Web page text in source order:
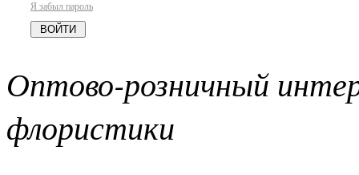
Я забыл пароль
Оптово-розничный
флористики